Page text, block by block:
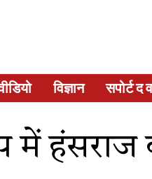
विज्ञान सपोर्ट द
में